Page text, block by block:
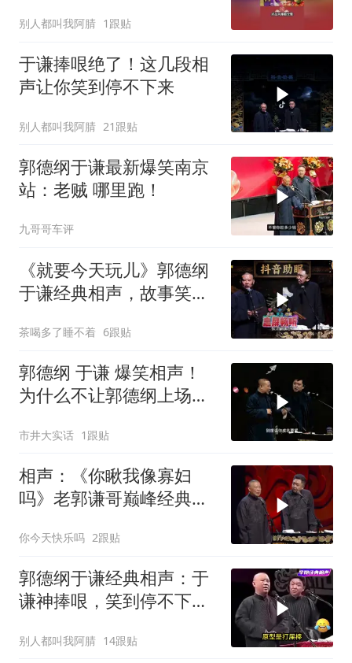
别人都叫我阿腈 1跟贴
于谦捧哏绝了！这几段相
声让你笑到停不下来
别人都叫我阿腈 21跟贴
郭德纲于谦最新爆笑南京
站：老贼 哪里跑！
九哥哥车评
《就要今天玩儿》郭德纲
于谦经典相声，故事笑料
茶喝多了睡不着 6跟贴
郭德纲 于谦 爆笑相声！
为什么不让郭德纲上场？
化了
市井大实话 1跟贴
相声：《你瞅我像寡妇
吗》老郭谦哥巅峰经典爆
你今天快乐吗 2跟贴
郭德纲于谦经典相声：于
谦神捧哏，笑到停不下
别人都叫我阿腈 14跟贴